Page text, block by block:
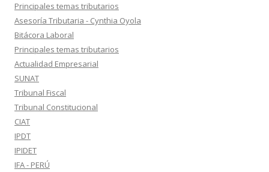
Principales temas tributarios
Asesoría Tributaria - Cynthia Oyola
Bitácora Laboral
Principales temas tributarios
Actualidad Empresarial
SUNAT
Tribunal Fiscal
Tribunal Constitucional
CIAT
IPDT
IPIDET
IFA - PERÚ